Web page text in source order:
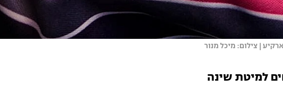
| צילום: מיכל מנור
למיטת שינה